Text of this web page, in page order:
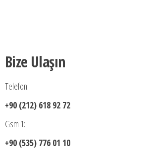
Bize Ulaşın
Telefon:
+90 (212) 618 92 72
Gsm 1:
+90 (535) 776 01 10